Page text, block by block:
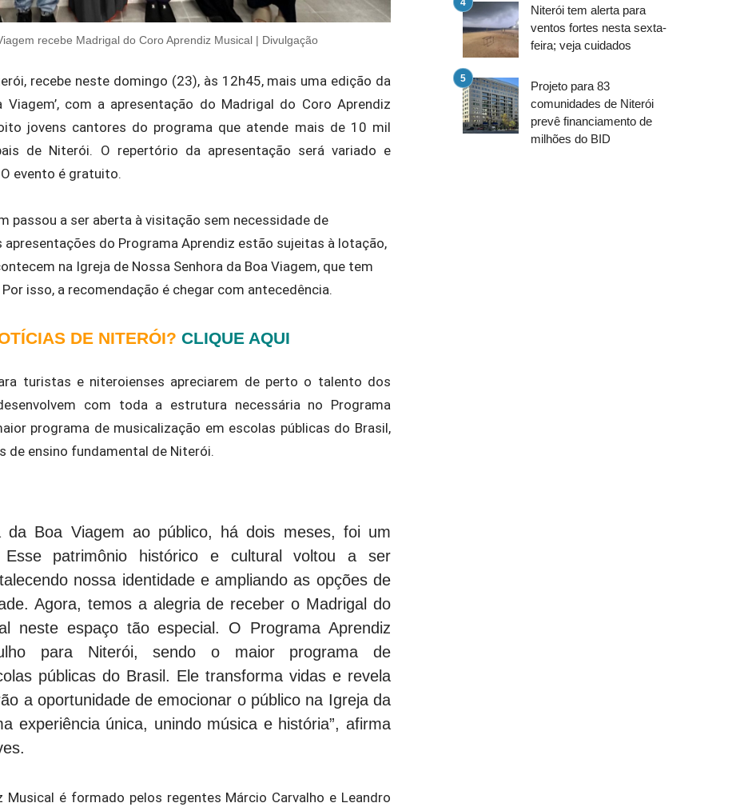
recebe Madrigal do Coro Aprendiz Musical | Divulgação
recebe neste domingo (23), às 12h45, mais uma edição da
Viagem’, com a apresentação do Madrigal do Coro Aprendiz
jovens cantores do programa que atende mais de 10 mil
de Niterói. O repertório da apresentação será variado e
evento é gratuito.
passou a ser aberta à visitação sem necessidade de
apresentações do Programa Aprendiz estão sujeitas à lotação,
na Igreja de Nossa Senhora da Boa Viagem, que tem
isso, a recomendação é chegar com antecedência.
DE NITERÓI? CLIQUE AQUI
turistas e niteroienses apreciarem de perto o talento dos
com toda a estrutura necessária no Programa
programa de musicalização em escolas públicas do Brasil,
de ensino fundamental de Niterói.
da Boa Viagem ao público, há dois meses, foi um
patrimônio histórico e cultural voltou a ser
nossa identidade e ampliando as opções de
Agora, temos a alegria de receber o Madrigal do
neste espaço tão especial. O Programa Aprendiz
para Niterói, sendo o maior programa de
públicas do Brasil. Ele transforma vidas e revela
a oportunidade de emocionar o público na Igreja da
experiência única, unindo música e história”, afirma
Musical é formado pelos regentes Márcio Carvalho e Leandro
Niterói tem alerta para
ventos fortes nesta sexta-
feira; veja cuidados
Projeto para 83
comunidades de Niterói
prevê financiamento de
milhões do BID